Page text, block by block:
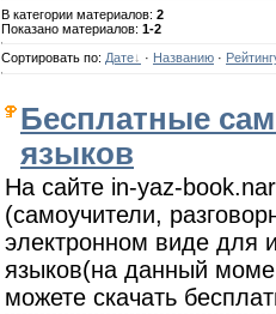
В категории материалов: 2
Показано материалов: 1-2
Сортировать по: Дате · Названию ·
Бесплатные
языков
На сайте in-yaz-
(самоучители,
электронном виде для
языков(на данный
можете скачать